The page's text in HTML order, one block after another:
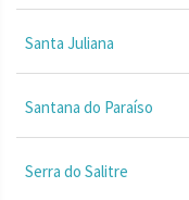
Santa Juliana
Santana do Paraíso
Serra do Salitre